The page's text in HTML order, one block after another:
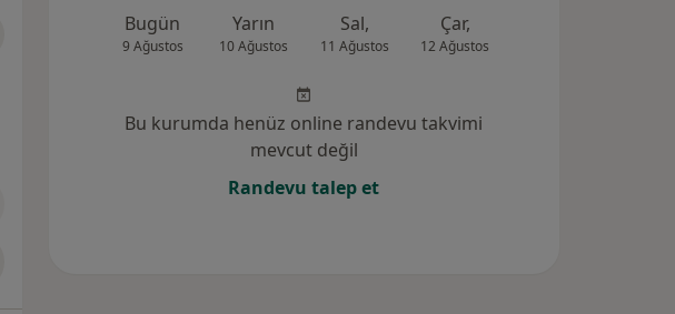
Bugün
9 Ağustos
Yarın
10 Ağustos
Sal,
11 Ağustos
Çar,
12 Ağustos
Bu kurumda henüz online randevu takvimi
mevcut değil
Randevu talep et